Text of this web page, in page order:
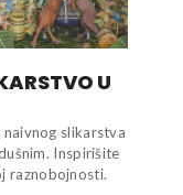
U
slikarstva
Inspirišite
raznobojnosti.